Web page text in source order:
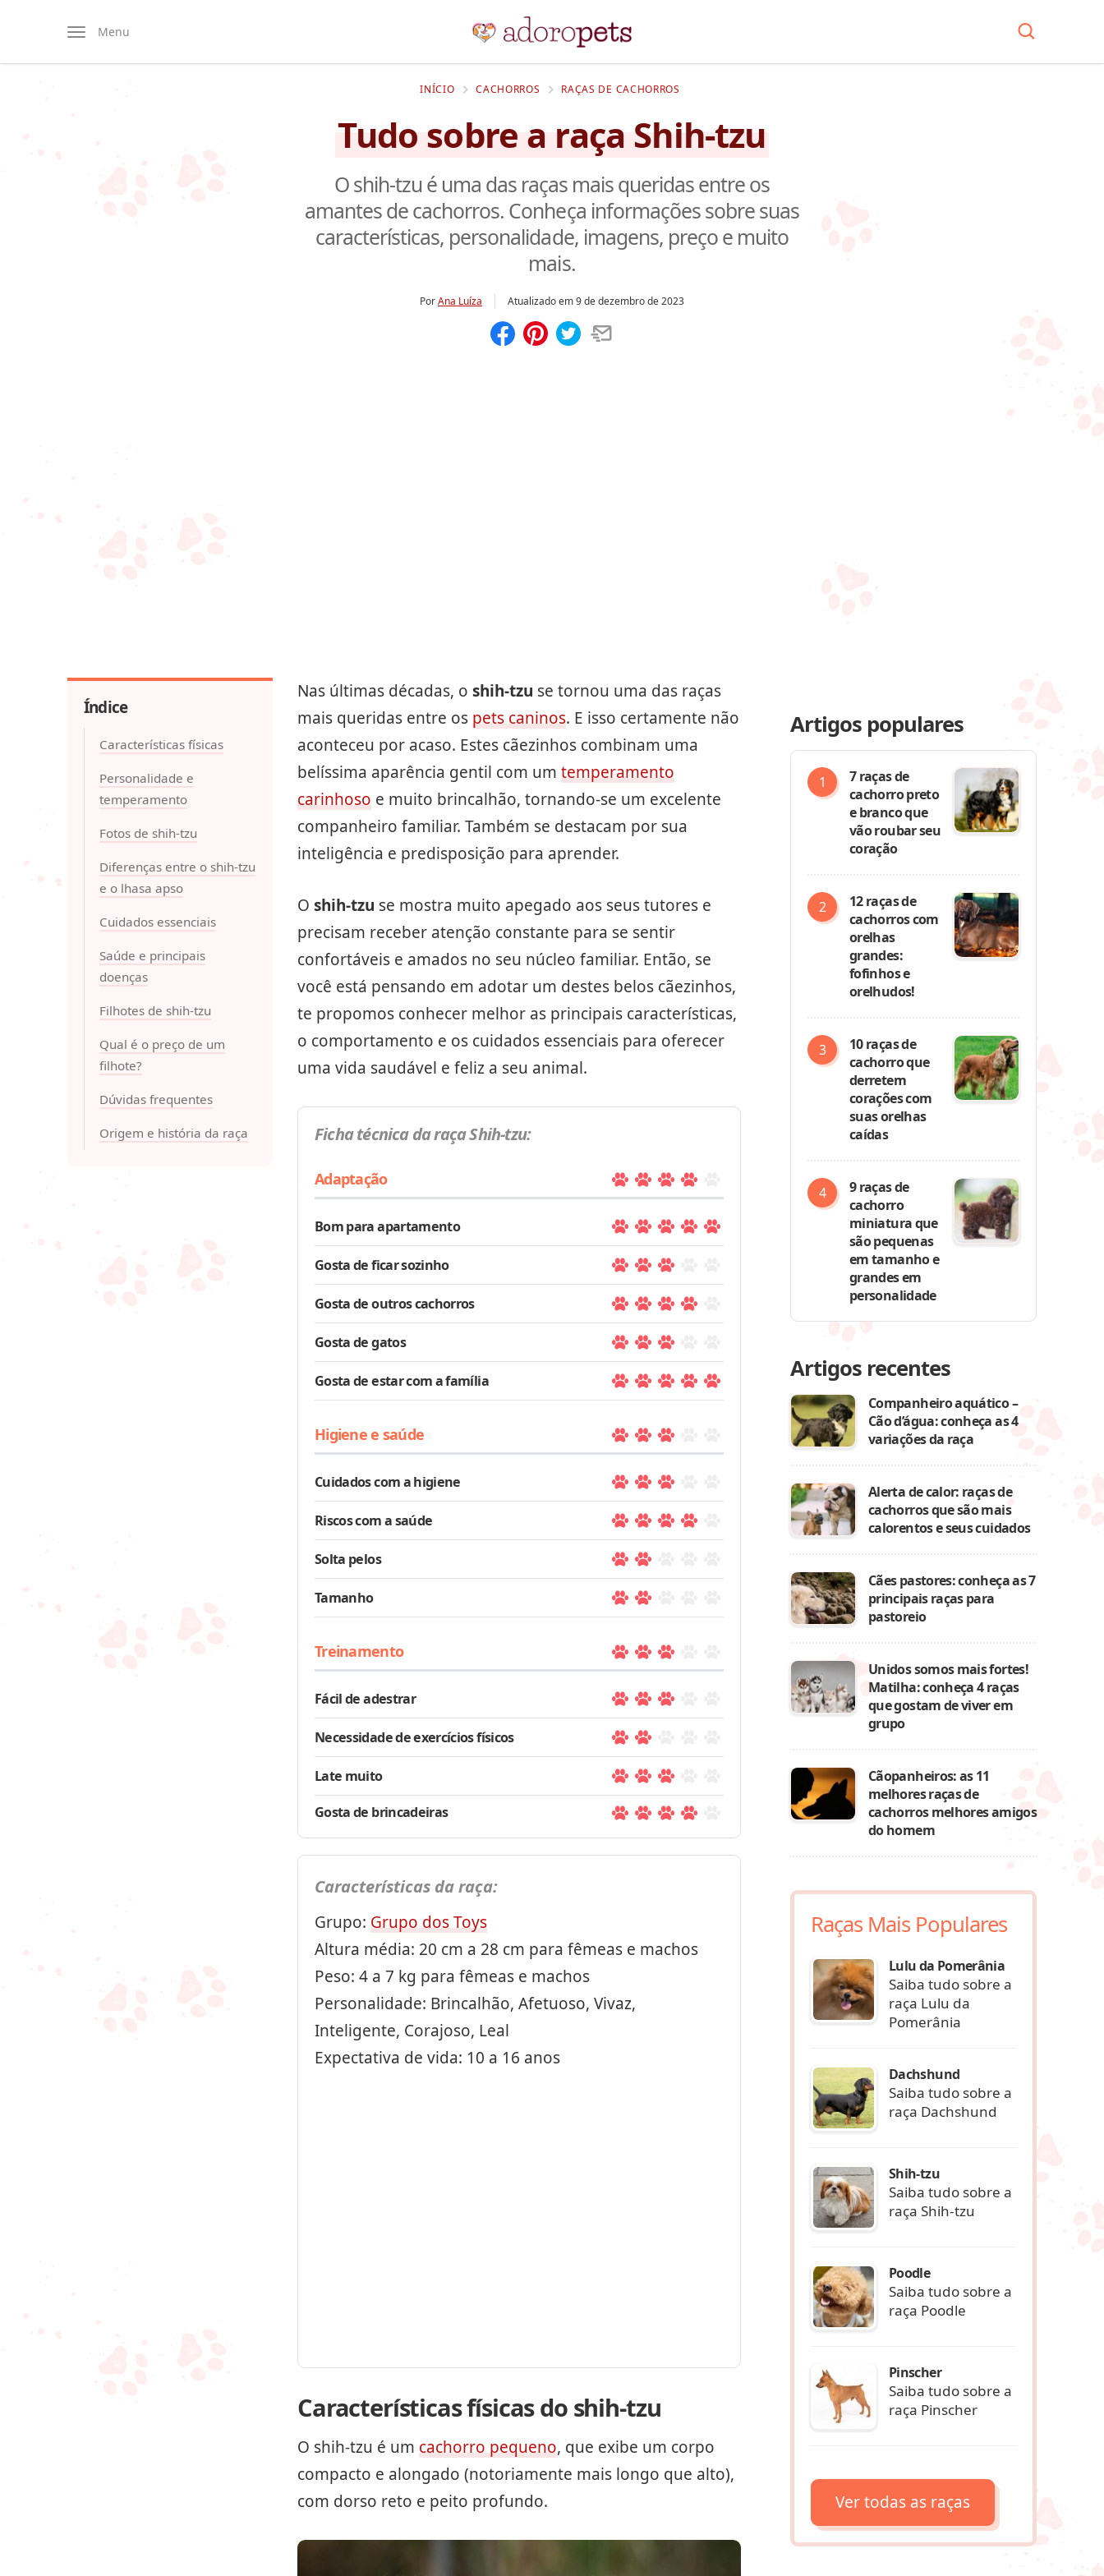
Menu
INÍCIO CACHORROS RAÇAS DE CACHORROS
Tudo sobre a raça Shih-tzu
O shih-tzu é uma das raças mais queridas entre os
amantes de cachorros. Conheça informações sobre suas
características, personalidade, imagens, preço e muito
mais.
PorAna Luíza Atualizado em9 de dezembro de 2023
Índice
Características físicas
Personalidade e
temperamento
Fotos de shih-tzu
Diferenças entre o shih-tzu
e o lhasa apso
Cuidados essenciais
Saúde e principais
doenças
Filhotes de shih-tzu
Qual é o preço de um
filhote?
Dúvidas frequentes
Origem e história da raça
Nas últimas décadas, o shih-tzu se tornou uma das raças
mais queridas entre os pets caninos. E isso certamente não
aconteceu por acaso. Estes cãezinhos combinam uma
belíssima aparência gentil com um temperamento
carinhoso e muito brincalhão, tornando-se um excelente
companheiro familiar. Também se destacam por sua
inteligência e predisposição para aprender.
O shih-tzu se mostra muito apegado aos seus tutores e
precisam receber atenção constante para se sentir
confortáveis e amados no seu núcleo familiar. Então, se
você está pensando em adotar um destes belos cãezinhos,
te propomos conhecer melhor as principais características,
o comportamento e os cuidados essenciais para oferecer
uma vida saudável e feliz a seu animal.
Ficha técnica da raça Shih-tzu:
Adaptação
Bom para apartamento
Gosta de ficar sozinho
Gosta de outros cachorros
Gosta de gatos
Gosta de estar com a família
Higiene e saúde
Cuidados com a higiene
Riscos com a saúde
Solta pelos
Tamanho
Treinamento
Fácil de adestrar
Necessidade de exercícios físicos
Late muito
Gosta de brincadeiras
Características da raça:
Grupo: Grupo dos Toys
Altura média: 20 cm a 28 cm para fêmeas e machos
Peso: 4 a 7 kg para fêmeas e machos
Personalidade: Brincalhão, Afetuoso, Vivaz,
Inteligente, Corajoso, Leal
Expectativa de vida: 10 a 16 anos
Características físicas do shih-tzu
O shih-tzu é um cachorro pequeno, que exibe um corpo
compacto e alongado (notoriamente mais longo que alto),
com dorso reto e peito profundo.
Artigos populares
7 raças de
cachorro preto
e branco que
vão roubar seu
coração
12 raças de
cachorros com
orelhas
grandes:
fofinhos e
orelhudos!
10 raças de
cachorro que
derretem
corações com
suas orelhas
caídas
9 raças de
cachorro
miniatura que
são pequenas
em tamanho e
grandes em
personalidade
Artigos recentes
Companheiro aquático –
Cão d’água: conheça as 4
variações da raça
Alerta de calor: raças de
cachorros que são mais
calorentos e seus cuidados
Cães pastores: conheça as 7
principais raças para
pastoreio
Unidos somos mais fortes!
Matilha: conheça 4 raças
que gostam de viver em
grupo
Cãopanheiros: as 11
melhores raças de
cachorros melhores amigos
do homem
Raças Mais Populares
Lulu da Pomerânia
Saiba tudo sobre a
raça Lulu da
Pomerânia
Dachshund
Saiba tudo sobre a
raça Dachshund
Shih-tzu
Saiba tudo sobre a
raça Shih-tzu
Poodle
Saiba tudo sobre a
raça Poodle
Pinscher
Saiba tudo sobre a
raça Pinscher
Ver todas as raças